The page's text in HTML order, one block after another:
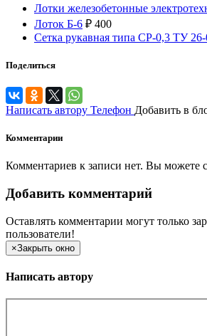
Лотки железобетонные
Лоток Б-6 ₽ 400
Сетка рукавная типа СР-0,3 ТУ
Поделиться
Написать автору Телефон Добавить в
Комментарии
Комментариев к записи нет. Вы можете
Добавить комментарий
Оставлять комментарии могут только
пользователи!
×Закрыть окно
Написать автору